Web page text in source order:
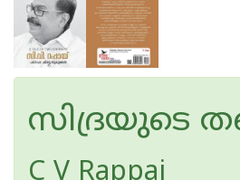
സിദ്രയുടെ
C V Rappai